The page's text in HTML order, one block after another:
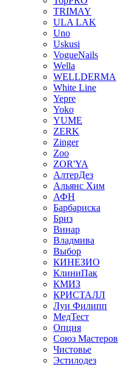
TRIMAY
ULA LAK
Uno
Uskusi
VogueNails
Wella
WELLDERMA
White Line
Yepre
Yoko
YUME
ZERK
Zinger
Zoo
ZOR'YA
АлтерДез
Альянс Хим
АФН
Барбариска
Бриз
Винар
Владмива
Выбор
КИНЕЗИО
КлиниПак
КМИЗ
КРИСТАЛЛ
Луи Филипп
МедТест
Опция
Союз Мастеров
Чистовье
Эстилодез